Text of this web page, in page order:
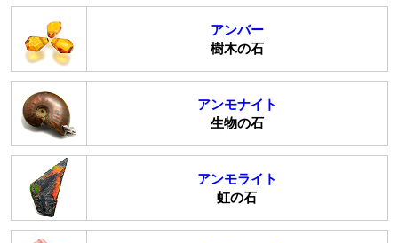
アンバー
樹木の石
アンモナイト
生物の石
アンモライト
虹の石